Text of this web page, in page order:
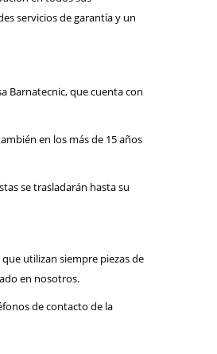
servicios de garantía y un
Barnatecnic, que cuenta con
en los más de 15 años
se trasladarán hasta su
utilizan siempre piezas de
en nosotros.
de contacto de la